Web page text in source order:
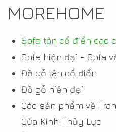
MOREHOME
Sofa tân cổ điển cao
Sofa hiện đại - Sofa
Đồ gỗ tân cổ điển
Đồ gỗ hiện đại
Các sản phẩm về
Cửa Kính Thủy Lực